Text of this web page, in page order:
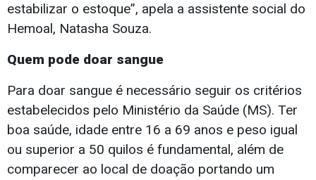
estabilizar o estoque”, apela a assistente social do
Hemoal, Natasha Souza.
Quem pode doar sangue
Para doar sangue é necessário seguir os critérios
estabelecidos pelo Ministério da Saúde (MS). Ter
boa saúde, idade entre 16 a 69 anos e peso igual
ou superior a 50 quilos é fundamental, além de
comparecer ao local de doação portando um